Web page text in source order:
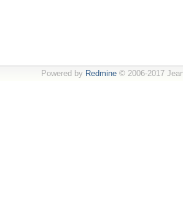
Powered by Redmine© 2006-2017